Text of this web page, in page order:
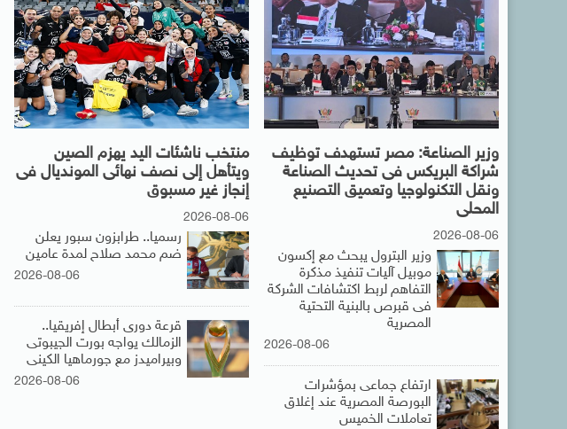
منتخب ناشئات اليد يهزم الصين
ويتأهل إلى نصف نهائى المونديال فى
إنجاز غير مسبوق
2026-08-06
رسميا.. طرابزون سبور يعلن
ضم محمد صلاح لمدة عامين
2026-08-06
قرعة دورى أبطال إفريقيا..
الزمالك يواجه بورت الجيبوتى
وبيراميدز مع جورماهيا الكينى
2026-08-06
وزير الصناعة: مصر تستهدف توظيف
شراكة البريكس فى تحديث الصناعة
ونقل التكنولوجيا وتعميق التصنيع
المحلى
2026-08-06
وزير البترول يبحث مع إكسون
موبيل آليات تنفيذ مذكرة
التفاهم لربط اكتشافات الشركة
فى قبرص بالبنية التحتية
المصرية
2026-08-06
ارتفاع جماعى بمؤشرات
البورصة المصرية عند إغلاق
تعاملات الخميس